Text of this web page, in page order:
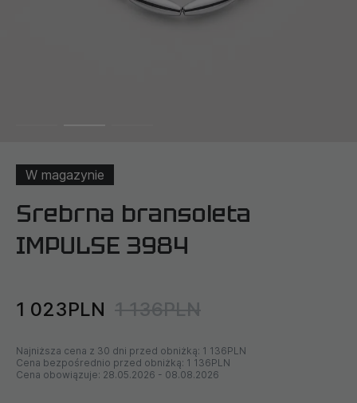
W magazynie
Srebrna bransoleta
IMPULSE 3984
1 023PLN 1 136PLN
Najniższa cena z 30 dni przed obniżką: 1 136PLN
Cena bezpośrednio przed obniżką: 1 136PLN
Cena obowiązuje: 28.05.2026 - 08.08.2026